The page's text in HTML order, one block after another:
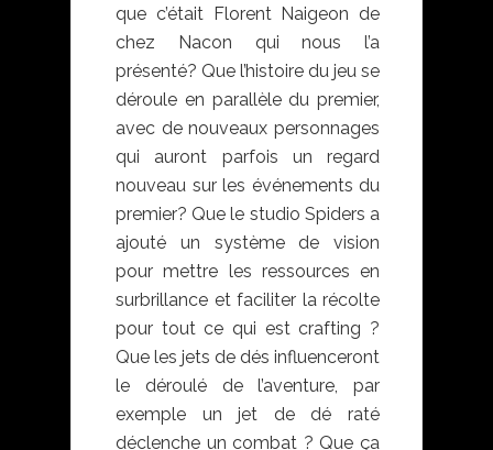
que c’était Florent Naigeon de
chez Nacon qui nous l’a
présenté? Que l’histoire du jeu se
déroule en parallèle du premier,
avec de nouveaux personnages
qui auront parfois un regard
nouveau sur les événements du
premier? Que le studio Spiders a
ajouté un système de vision
pour mettre les ressources en
surbrillance et faciliter la récolte
pour tout ce qui est crafting ?
Que les jets de dés influenceront
le déroulé de l’aventure, par
exemple un jet de dé raté
déclenche un combat ? Que ça